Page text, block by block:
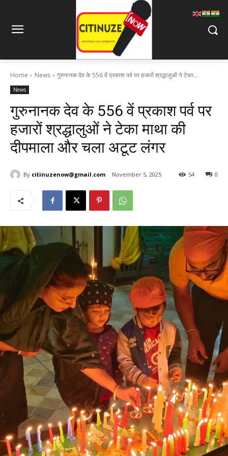
Home News गुरुनानक देव के 556 वें प्रकाश पर्व पर हजारों श्रद्धालुओं ने टेका...
News
गुरुनानक देव के 556 वें प्रकाश पर्व पर
हजारों श्रद्धालुओं ने टेका माथा की
दीपमाला और चला अटूट लंगर
By citinuzenow@gmail.com November 5, 2025 0
54